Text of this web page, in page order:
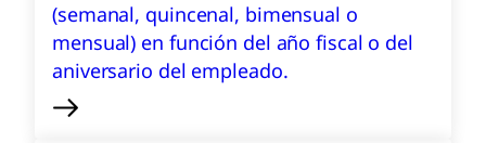
(semanal, quincenal, bimensual o
mensual) en función del año fiscal o del
aniversario del empleado.